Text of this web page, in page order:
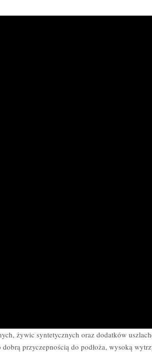
żywic syntetycznych oraz dodatków
przyczepnością do podłoża, wysoką